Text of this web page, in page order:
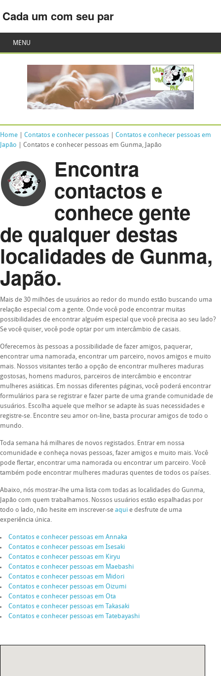
Cada um com seu par
MENU
Home Contatos e conhecer pessoas
Contatos e conhecer pessoas em
Japão | Contatos e conhecer pessoas em Gunma, Japão
Encontra
contactos e
conhece gente
de qualquer destas
localidades de Gunma,
Japão.
Mais de 30 milhões de usuários ao redor do mundo estão buscando uma
relação especial com a gente. Onde você pode encontrar muitas
possibilidades de encontrar alguém especial que você precisa ao seu lado?
Se você quiser, você pode optar por um intercâmbio de casais.
Oferecemos às pessoas a possibilidade de fazer amigos, paquerar,
encontrar uma namorada, encontrar um parceiro, novos amigos e muito
mais. Nossos visitantes terão a opção de encontrar mulheres maduras
gostosas, homens maduros, parceiros de intercâmbio e encontrar
mulheres asiáticas. Em nossas diferentes páginas, você poderá encontrar
formulários para se registrar e fazer parte de uma grande comunidade de
usuários. Escolha aquele que melhor se adapte às suas necessidades e
registre-se. Encontre seu amor on-line, basta procurar amigos de todo o
mundo.
Toda semana há milhares de novos registados. Entrar em nossa
comunidade e conheça novas pessoas, fazer amigos e muito mais. Você
pode flertar, encontrar uma namorada ou encontrar um parceiro. Você
também pode encontrar mulheres maduras quentes de todos os países.
Abaixo, nós mostrar-lhe uma lista com todas as localidades do Gunma,
Japão com quem trabalhamos. Nossos usuários estão espalhadas por
todo o lado, não hesite em inscrever-se aqui e desfrute de uma
experiência única.
Contatos e conhecer pessoas em Annaka
Contatos e conhecer pessoas em Isesaki
Contatos e conhecer pessoas em Kiryu
Contatos e conhecer pessoas em Maebashi
Contatos e conhecer pessoas em Midori
Contatos e conhecer pessoas em Oizumi
Contatos e conhecer pessoas em Ota
Contatos e conhecer pessoas em Takasaki
Contatos e conhecer pessoas em Tatebayashi